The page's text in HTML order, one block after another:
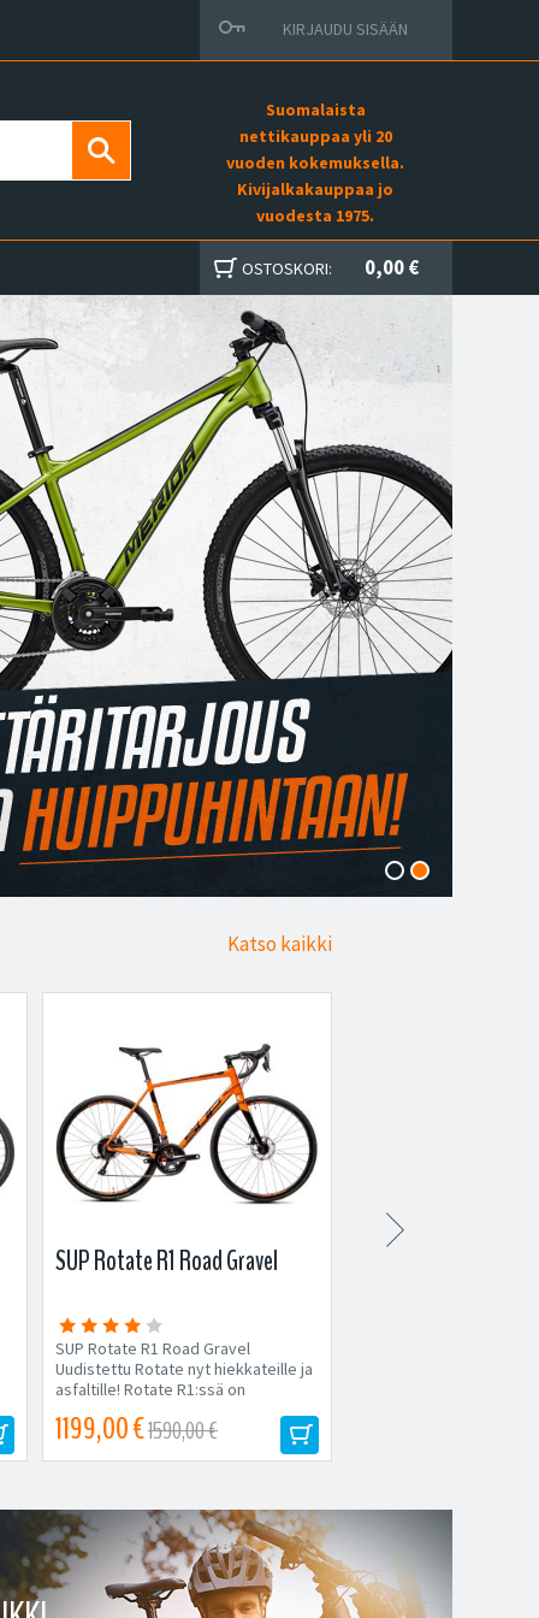
KIRJAUDU SISÄÄN
Suomalaista
nettikauppaa yli 20
vuoden kokemuksella.
Kivijalkakauppaa jo
vuodesta 1975.
OSTOSKORI: 0,00 €
Katso kaikki
SUP Rotate R1 Road Gravel
SUP Rotate R1 Road Gravel
Uudistettu Rotate nyt hiekkateille ja
asfaltille! Rotate R1:ssä on
osasarja,...
1199,00 €1590,00 €
